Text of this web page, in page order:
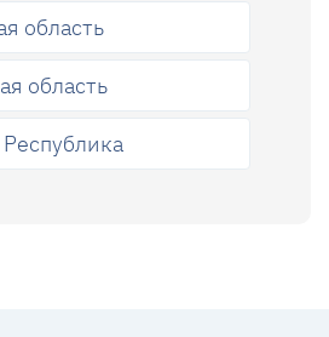
область
область